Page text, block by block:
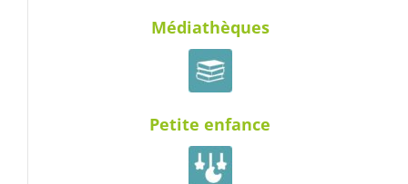
Médiathèques
Petite enfance